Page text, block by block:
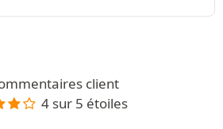
client
4 sur 5 étoiles